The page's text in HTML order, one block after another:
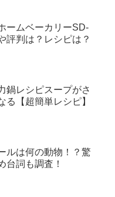
ームベーカリーSD-
評判は？レシピは？
鍋レシピスープがさ
る【超簡単レシピ】
ルは何の動物！？驚
台詞も調査！